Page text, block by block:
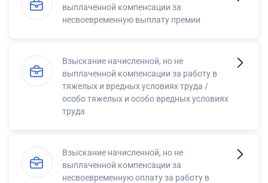
выплаченной компенсации за
несвоевременную выплату премии
Взыскание начисленной, но не
выплаченной компенсации за работу в
тяжелых и вредных условиях труда /
особо тяжелых и особо вредных условиях
труда
Взыскание начисленной, но не
выплаченной компенсации за
несвоевременную оплату за работу в